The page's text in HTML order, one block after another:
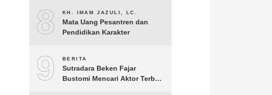
8 KH. IMAM JAZULI, LC.
Mata Uang Pesantren dan
Pendidikan Karakter
9 BERITA
Sutradara Beken Fajar
Bustomi Mencari Aktor Terbaik